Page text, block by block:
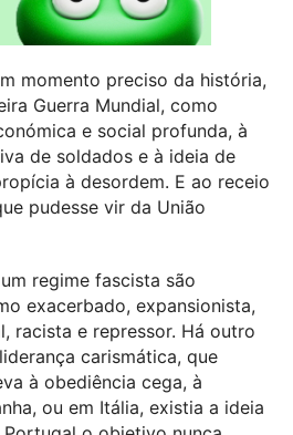
momento preciso da história,
Guerra Mundial, como
e social profunda, à
de soldados e à ideia de
à desordem. E ao receio
pudesse vir da União
regime fascista são
exacerbado, expansionista,
racista e repressor. Há outro
carismática, que
à obediência cega, à
ou em Itália, existia a ideia